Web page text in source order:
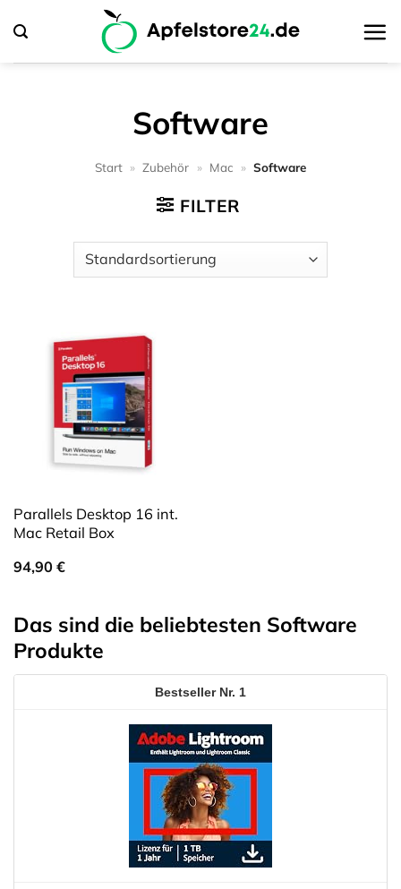
Inhalt
springen
Software
Start » Zubehör » Mac » Software
FILTER
Parallels Desktop 16 int.
Mac Retail Box
94,90 €
Das sind die beliebtesten Software
Produkte
1